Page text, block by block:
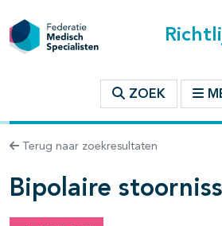
ZOEK
Terug naar zoekresultaten
Bipolaire
binnen deze richtlijn